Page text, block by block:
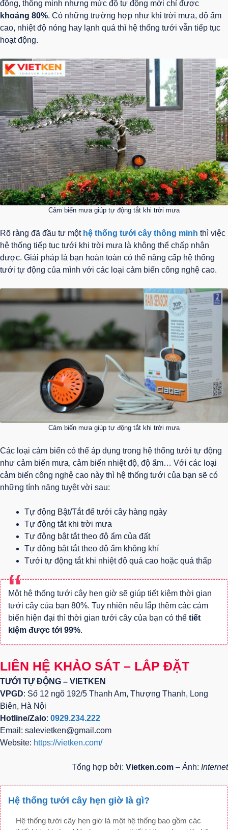
động, thông minh nhưng mức độ tự động mới chỉ được
khoảng 80%. Có những trường hợp như khi trời mưa, độ ẩm
cao, nhiệt độ nóng hay lạnh quá thì hệ thống tưới vẫn tiếp tục
hoạt động.
Cảm biến mưa giúp tự động tắt khi trời mưa
Rõ ràng đã đầu tư một hệ thống tưới cây thông minh thì việc
hệ thống tiếp tục tưới khi trời mưa là không thể chấp nhận
được. Giải pháp là bạn hoàn toàn có thể nâng cấp hệ thống
tưới tự động của mình với các loại cảm biến công nghệ cao.
Cảm biến mưa giúp tự động tắt khi trời mưa
Các loại cảm biến có thể áp dụng trong hệ thống tưới tự động
như cảm biến mưa, cảm biến nhiệt độ, độ ẩm… Với các loại
cảm biến công nghệ cao này thì hệ thống tưới của bạn sẽ có
những tính năng tuyệt vời sau:
Tự động Bật/Tắt để tưới cây hàng ngày
Tự động tắt khi trời mưa
Tự động bật tắt theo độ ẩm của đất
Tự động bật tắt theo độ ẩm không khí
Tưới tự động tắt khi nhiệt độ quá cao hoặc quá thấp
Một hệ thống tưới cây hẹn giờ sẽ giúp tiết kiệm thời gian
tưới cây của bạn 80%. Tuy nhiên nếu lắp thêm các cảm
biến hiện đại thì thời gian tưới cây của bạn có thể tiết
kiệm được tới 99%.
LIÊN HỆ KHẢO SÁT – LẮP ĐẶT
TƯỚI TỰ ĐỘNG – VIETKEN
VPGD: Số 12 ngõ 192/5 Thanh Am, Thượng Thanh, Long
Biên, Hà Nội
Hotline/Zalo: 0929.234.222
Email: salevietken@gmail.com
Website: https://vietken.com/
Tổng hợp bởi: Vietken.com – Ảnh: Internet
Hệ thống tưới cây hẹn giờ là gì?
Hệ thống tưới cây hẹn giờ là một hệ thống bao gồm các